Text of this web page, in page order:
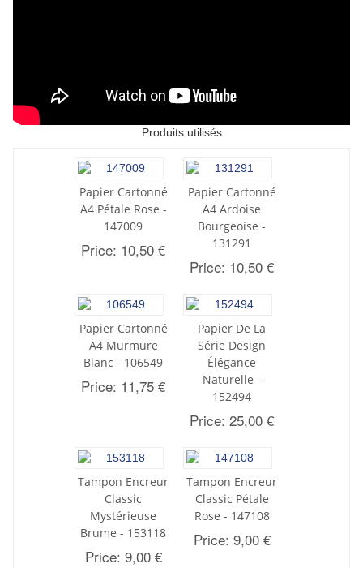
Produits utilisés
Papier Cartonné
A4 Pétale Rose -
147009
Price: 10,50 €
Papier Cartonné
A4 Ardoise
Bourgeoise -
131291
Price: 10,50 €
Papier Cartonné
A4 Murmure
Blanc - 106549
Price: 11,75 €
Papier De La
Série Design
Élégance
Naturelle -
152494
Price: 25,00 €
Tampon Encreur
Classic
Mystérieuse
Brume - 153118
Price: 9,00 €
Tampon Encreur
Classic Pétale
Rose - 147108
Price: 9,00 €